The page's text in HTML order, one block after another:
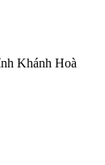
Khánh Hoà